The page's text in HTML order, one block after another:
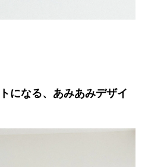
になる、あみあみデザイ